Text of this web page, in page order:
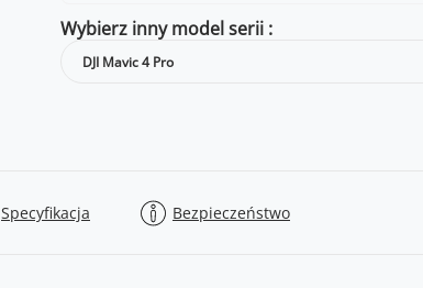
Wybierz inny model serii
DJI Mavic 4 Pro
Specyfikacja Bezpieczeństwo